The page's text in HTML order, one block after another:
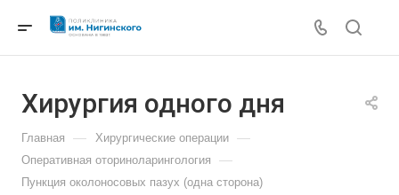
Хирургия одного дня
Главная — Хирургические операции —
Оперативная оториноларингология —
Пункция околоносовых пазух (одна сторона)